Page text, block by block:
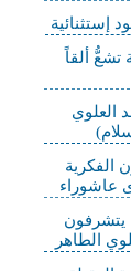
إستثنائية
تشعُّ ألقاً
العلوي
الفكرية
عاشوراء
يتشرفون
الطاهر